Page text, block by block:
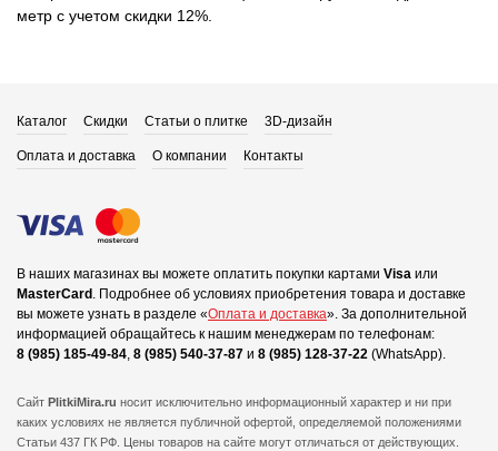
метр с учетом скидки 12%.
Каталог Скидки Статьи о плитке 3D-дизайн
Оплата и доставка О компании Контакты
В наших магазинах вы можете оплатить покупки картами Visa или
MasterCard . Подробнее об условиях приобретения товара и доставке
вы можете узнать в разделе «Оплата и доставка». За дополнительной
информацией обращайтесь к нашим менеджерам по телефонам:
8 (985) 185-49-84, 8 (985) 540-37-87 и 8 (985) 128-37-22 (WhatsApp).
Сайт PlitkiMira.ru носит исключительно информационный характер и ни при
каких условиях не является публичной офертой, определяемой положениями
Статьи 437 ГК РФ. Цены товаров на сайте могут отличаться от действующих.